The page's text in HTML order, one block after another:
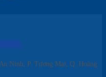
Ninh, P. Tương Mai, Q. Hoàng